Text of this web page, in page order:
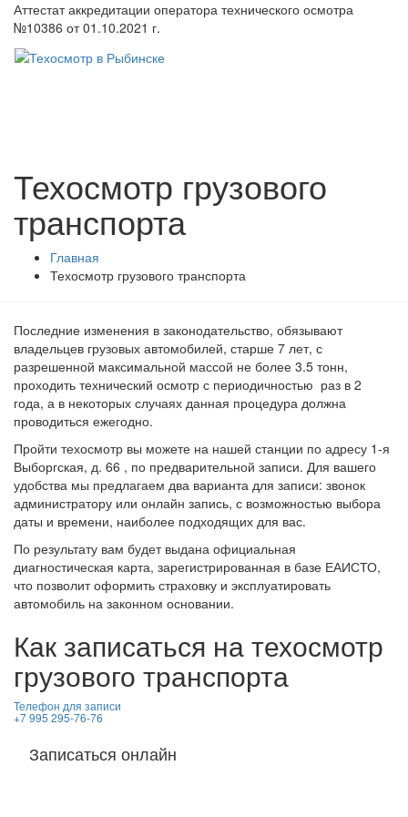
Аттестат аккредитации оператора технического осмотра
№10386 от 01.10.2021 г.
Техосмотр грузового
транспорта
Главная
Техосмотр грузового транспорта
Последние изменения в законодательство, обязывают
владельцев грузовых автомобилей, старше 7 лет, с
разрешенной максимальной массой не более 3.5 тонн,
проходить технический осмотр с периодичностью раз в 2
года, а в некоторых случаях данная процедура должна
проводиться ежегодно.
Пройти техосмотр вы можете на нашей станции по адресу 1-я
Выборгская, д. 66 , по предварительной записи. Для вашего
удобства мы предлагаем два варианта для записи: звонок
администратору или онлайн запись, с возможностью выбора
даты и времени, наиболее подходящих для вас.
По результату вам будет выдана официальная
диагностическая карта, зарегистрированная в базе ЕАИСТО,
что позволит оформить страховку и эксплуатировать
автомобиль на законном основании.
Как записаться на техосмотр
грузового транспорта
Телефон для записи
+7 995 295-76-76
Записаться онлайн